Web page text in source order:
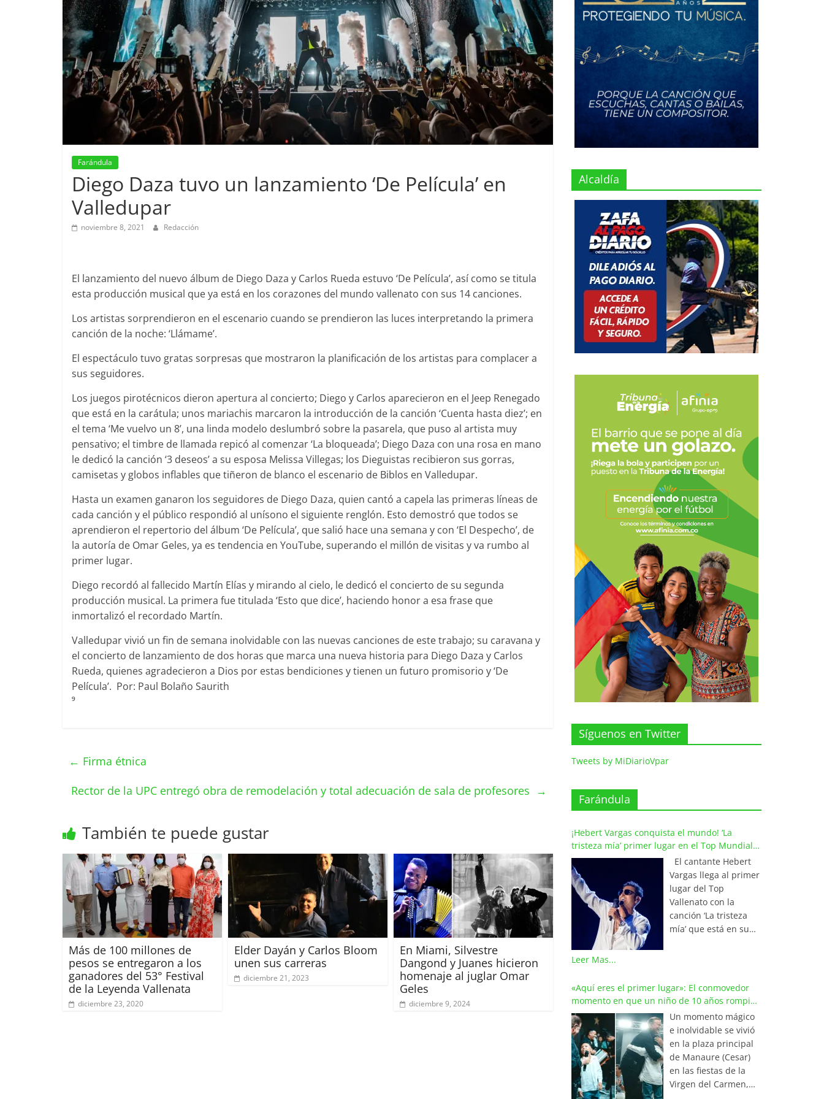
Farándula
Diego Daza tuvo un lanzamiento ‘De Película’ en
Valledupar
noviembre 8, 2021 Redacción
El lanzamiento del nuevo álbum de Diego Daza y Carlos Rueda estuvo ‘De Película’, así como se titula
esta producción musical que ya está en los corazones del mundo vallenato con sus 14 canciones.
Los artistas sorprendieron en el escenario cuando se prendieron las luces interpretando la primera
canción de la noche: ‘Llámame’.
El espectáculo tuvo gratas sorpresas que mostraron la planificación de los artistas para complacer a
sus seguidores.
Los juegos pirotécnicos dieron apertura al concierto; Diego y Carlos aparecieron en el Jeep Renegado
que está en la carátula; unos mariachis marcaron la introducción de la canción ‘Cuenta hasta diez’; en
el tema ‘Me vuelvo un 8’, una linda modelo deslumbró sobre la pasarela, que puso al artista muy
pensativo; el timbre de llamada repicó al comenzar ‘La bloqueada’; Diego Daza con una rosa en mano
le dedicó la canción ‘3 deseos’ a su esposa Melissa Villegas; los Dieguistas recibieron sus gorras,
camisetas y globos inflables que tiñeron de blanco el escenario de Biblos en Valledupar.
Hasta un examen ganaron los seguidores de Diego Daza, quien cantó a capela las primeras líneas de
cada canción y el público respondió al unísono el siguiente renglón. Esto demostró que todos se
aprendieron el repertorio del álbum ‘De Película’, que salió hace una semana y con ‘El Despecho’, de
la autoría de Omar Geles, ya es tendencia en YouTube, superando el millón de visitas y va rumbo al
primer lugar.
Diego recordó al fallecido Martín Elías y mirando al cielo, le dedicó el concierto de su segunda
producción musical. La primera fue titulada ‘Esto que dice’, haciendo honor a esa frase que
inmortalizó el recordado Martín.
Valledupar vivió un fin de semana inolvidable con las nuevas canciones de este trabajo; su caravana y
el concierto de lanzamiento de dos horas que marca una nueva historia para Diego Daza y Carlos
Rueda, quienes agradecieron a Dios por estas bendiciones y tienen un futuro promisorio y ‘De
Película’. Por: Paul Bolaño Saurith
⁹
← Firma étnica
Rector de la UPC entregó obra de remodelación y total adecuación de sala de profesores →
También te puede gustar
Más de 100 millones de
pesos se entregaron a los
ganadores del 53° Festival
de la Leyenda Vallenata
diciembre 23, 2020
Elder Dayán y Carlos Bloom
unen sus carreras
diciembre 21, 2023
En Miami, Silvestre
Dangond y Juanes hicieron
homenaje al juglar Omar
Geles
diciembre 9, 2024
Alcaldía
Síguenos en Twitter
Tweets by MiDiarioVpar
Farándula
¡Hebert Vargas conquista el mundo! ‘La
tristeza mía’ primer lugar en el Top Mundial
del Vallenato
El cantante Hebert
Vargas llega al primer
lugar del Top
Vallenato con la
canción ‘La tristeza
mía’ que está en su
de los listados
musicales en
Colombia y países de
América y Europa.
Esta emotiva
composición del
maestro Wilfran
Castillo se posicionó
en el primer lugar de
Leer Mas...
«Aquí eres el primer lugar»: El conmovedor
momento en que un niño de 10 años rompió
en llanto al cantar con Iván Villazón
Un momento mágico
e inolvidable se vivió
en la plaza principal
de Manaure (Cesar)
en las fiestas de la
Virgen del Carmen,